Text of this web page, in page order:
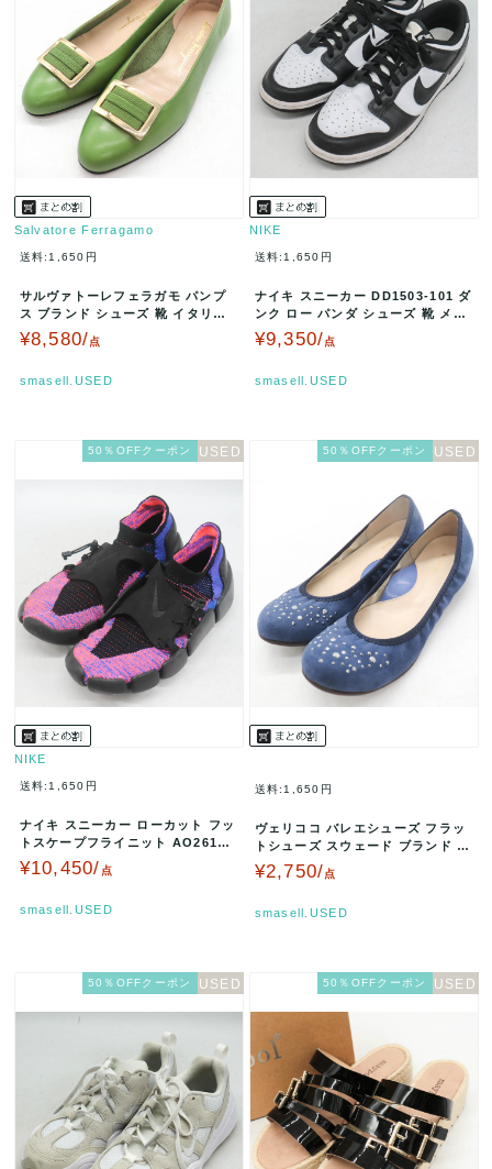
Salvatore Ferragamo
送料:1,650円
サルヴァトーレフェラガモ パンプ
ス ブランド シューズ 靴 イタリア
製 レディース 5.5サイズ 黄…
¥8,580/点
smasell.USED
NIKE
送料:1,650円
ナイキ スニーカー DD1503-101 ダ
ンク ロー パンダ シューズ 靴 メン
ズ 26サイズ ブ…
¥9,350/点
smasell.USED
50％OFFクーポン
NIKE
送料:1,650円
ナイキ スニーカー ローカット フッ
トスケープフライニット AO2611-
500 シューズ 靴 メン…
¥10,450/ 点
smasell.USED
50％OFFクーポン
送料:1,650円
ヴェリココ バレエシューズ フラッ
トシューズ スウェード ブランド 靴
レディース 25.5サイズ …
¥2,750/点
smasell.USED
50％OFFクーポン 50％OFFクーポン